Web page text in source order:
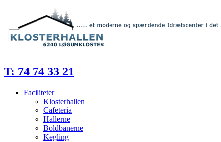
indhold
T: 74 74 33 21
Faciliteter
Klosterhallen
Cafeteria
Hallerne
Boldbanerne
Kegling